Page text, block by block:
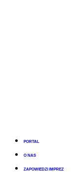
PORTAL
O NAS
ZAPOWIEDZI IMPREZ